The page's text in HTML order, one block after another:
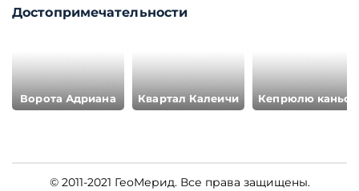
Достопримечательности
Ворота Адриана Квартал Калеичи Кепрюлю каньон
© 2011-2021 ГеоМерид. Все права защищены.